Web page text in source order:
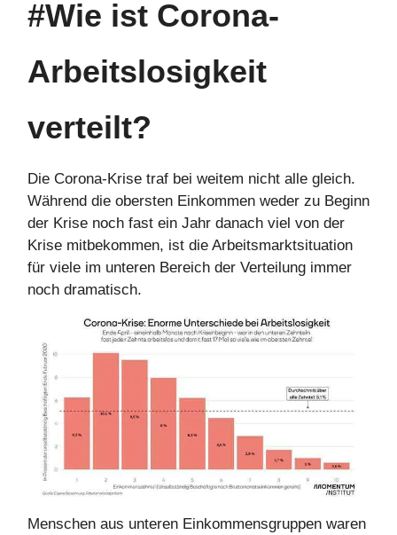
#Wie ist Corona-
Arbeitslosigkeit
verteilt?
Die Corona-Krise traf bei weitem nicht alle gleich.
Während die obersten Einkommen weder zu Beginn
der Krise noch fast ein Jahr danach viel von der
Krise mitbekommen, ist die Arbeitsmarktsituation
für viele im unteren Bereich der Verteilung immer
noch dramatisch.
Menschen aus unteren Einkommensgruppen waren